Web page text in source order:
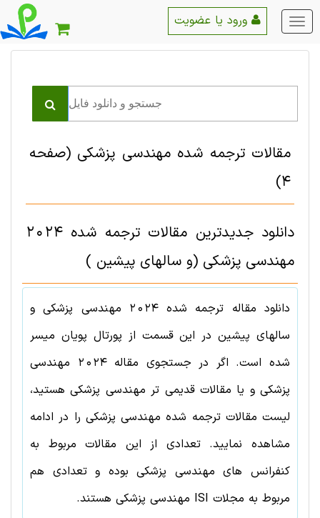
منو
اصلی
مقالات ترجمه شده مهندسی پزشکی (صفحه
4)
دانلود جدیدترین مقالات ترجمه شده 2024
مهندسی پزشکی (و سالهای پیشین )
دانلود مقاله ترجمه شده2024 مهندسی پزشکیو
سالهای پیشین در این قسمت از پورتال پویان میسر
شده است. اگر در جستجوی مقاله2024 مهندسی
پزشکی و یا مقالات قدیمی تر مهندسی پزشکیهستید،
لیست مقالات ترجمه شده مهندسی پزشکی را در ادامه
مشاهده نمایید. تعدادی از این مقالات مربوط به
کنفرانس های مهندسی پزشکیبوده و تعدادی هم
مربوط به مجلات ISI
مهندسی پزشکی هستند.